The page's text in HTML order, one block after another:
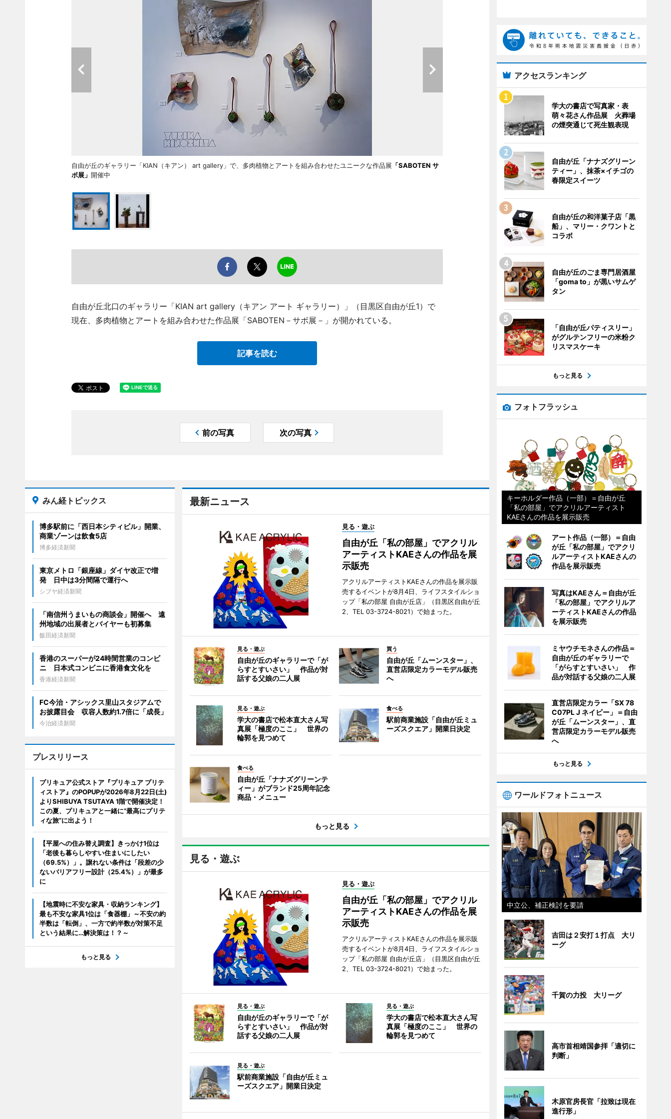
自由が丘のギャラリー「KIAN（キアン） art gallery」で、多肉植物とアートを組み合わせたユニークな作品展 「SABOTEN サ
ボ展」 開催中
自由が丘北口のギャラリー「KIAN art gallery（キアン アート ギャラリー）」（目黒区自由が丘1）で
現在、多肉植物とアートを組み合わせた作品展「SABOTEN－サボ展－」が開かれている。
記事を読む
前の写真 次の写真
最新ニュース
見る・遊ぶ
自由が丘「私の部屋」でアクリル
アーティストKAEさんの作品を展
示販売
アクリルアーティストKAEさんの作品を展示販
売するイベントが8月4日、ライフスタイルショ
ップ「私の部屋 自由が丘店」（目黒区自由が丘
2、TEL 03-3724-8021）で始まった。
見る・遊ぶ
自由が丘のギャラリーで「が
らすとすいさい」 作品が対
話する父娘の二人展
買う
自由が丘「ムーンスター」、
直営店限定カラーモデル販売
へ
見る・遊ぶ
学大の書店で松本直大さん写
真展「極度のここ」 世界の
輪郭を見つめて
食べる
駅前商業施設「自由が丘ミュ
ーズスクエア」開業日決定
食べる
自由が丘「ナナズグリーンテ
ィー」がブランド25周年記念
商品・メニュー
もっと見る
見る・遊ぶ
見る・遊ぶ
自由が丘「私の部屋」でアクリル
アーティストKAEさんの作品を展
示販売
アクリルアーティストKAEさんの作品を展示販
売するイベントが8月4日、ライフスタイルショ
ップ「私の部屋 自由が丘店」（目黒区自由が丘
2、TEL 03-3724-8021）で始まった。
見る・遊ぶ
自由が丘のギャラリーで「が
らすとすいさい」 作品が対
話する父娘の二人展
見る・遊ぶ
学大の書店で松本直大さん写
真展「極度のここ」 世界の
輪郭を見つめて
見る・遊ぶ
駅前商業施設「自由が丘ミュ
ーズスクエア」開業日決定
みん経トピックス
博多駅前に「西日本シティビル」開業、
商業ゾーンは飲食5店
博多経済新聞
東京メトロ「銀座線」ダイヤ改正で増
発 日中は3分間隔で運行へ
シブヤ経済新聞
「南信州うまいもの商談会」開催へ 遠
州地域の出展者とバイヤーも初募集
飯田経済新聞
香港のスーパーが24時間営業のコンビ
ニ 日本式コンビニに香港食文化を
香港経済新聞
FC今治・アシックス里山スタジアムで
お披露目会 収容人数約1.7倍に「成長」
今治経済新聞
プレスリリース
プリキュア公式ストア『プリキュア プリテ
ィストア』のPOPUPが2026年8月22日(土)
よりSHIBUYA TSUTAYA 1階で開催決定！
この夏、プリキュアと一緒に“最高にプリテ
ィな旅”に出よう！
【平屋への住み替え調査】きっかけ1位は
「老後も暮らしやすい住まいにしたい
（69.5%）」。譲れない条件は「段差の少
ないバリアフリー設計（25.4%）」が最多
に
【地震時に不安な家具・収納ランキング】
最も不安な家具1位は「食器棚」～不安の約
半数は「転倒」、一方で約半数が対策不足
という結果に…解決策は！？～
もっと見る
アクセスランキング
学大の書店で写真家・表
萌々花さん作品展 火葬場
の煙突通じて死生観表現
自由が丘「ナナズグリーン
ティー」、抹茶×イチゴの
春限定スイーツ
自由が丘の和洋菓子店「黒
船」、マリー・クワントと
コラボ
自由が丘のごま専門居酒屋
「goma to」が黒いサムゲ
タン
「自由が丘パティスリー」
がグルテンフリーの米粉ク
リスマスケーキ
もっと見る
フォトフラッシュ
キーホルダー作品（一部）＝自由が丘
「私の部屋」でアクリルアーティスト
KAEさんの作品を展示販売
アート作品（一部）＝自由
が丘「私の部屋」でアクリ
ルアーティストKAEさんの
作品を展示販売
写真はKAEさん＝自由が丘
「私の部屋」でアクリルア
ーティストKAEさんの作品
を展示販売
ミヤウチモネさんの作品＝
自由が丘のギャラリーで
「がらすとすいさい」 作
品が対話する父娘の二人展
直営店限定カラー「SX 78
C07PL J ネイビー」＝自由
が丘「ムーンスター」、直
営店限定カラーモデル販売
へ
もっと見る
ワールドフォトニュース
中立公、補正検討を要請
吉田は２安打１打点 大リ
ーグ
千賀の力投 大リーグ
高市首相靖国参拝「適切に
判断」
木原官房長官「拉致は現在
進行形」